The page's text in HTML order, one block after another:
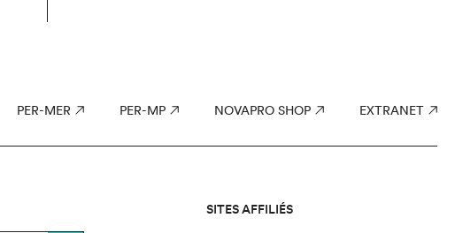
PER-MER PER-MP NOVAPRO SHOP EXTRANET
SITES AFFILIÉS